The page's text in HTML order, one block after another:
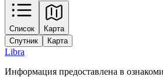
Список Карта
+
−
Tiles © Esri — Source: Esri, Maxar,
User Community
Спутник Карта
Libra
Информация предоставлена в